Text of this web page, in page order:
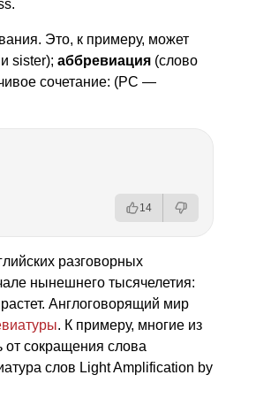
Это, к примеру, может
sister); аббревиация (слово
сочетание: (PC —
14
разговорных
нынешнего тысячелетия:
Англоговорящий мир
. К примеру, многие из
от сокращения слова
слов Light Amplification by